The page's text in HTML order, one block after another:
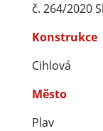
č. 264/2020
Konstrukce
Cihlová
Město
Plav